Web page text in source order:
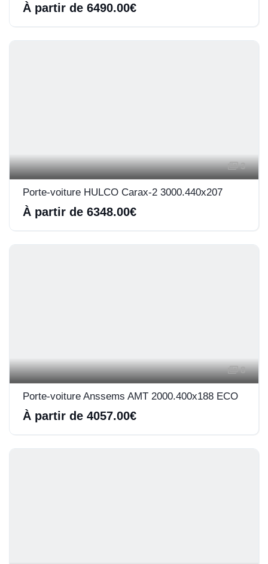
À partir de 6490.00€
3
Porte-voiture HULCO Carax-2 3000.440x207
À partir de 6348.00€
8
Porte-voiture Anssems AMT 2000.400x188 ECO
À partir de 4057.00€